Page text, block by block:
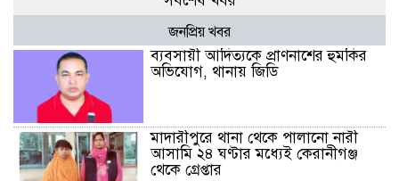
জনপ্রিয় খবর
ব্যবসায়ী আদিত্যকে প্রাণনাশের হুমকির
অভিযোগ, থানায় জিডি
মাদারীপুরে থানা থেকে পালানো নারী
আসামি ২৪ ঘণ্টার মধ্যেই কেরানীগঞ্জ
থেকে গ্রেপ্তার